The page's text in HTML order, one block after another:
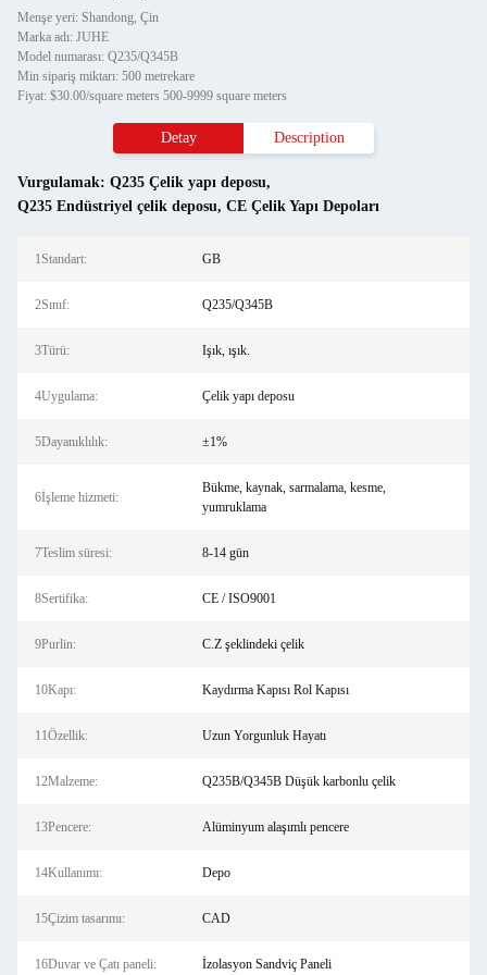
Menşe yeri: Shandong, Çin
Marka adı: JUHE
Model numarası: Q235/Q345B
Min sipariş miktarı: 500 metrekare
Fiyat: $30.00/square meters 500-9999 square meters
Detay Description
Vurgulamak: Q235 Çelik yapı deposu,
Q235 Endüstriyel çelik deposu, CE Çelik Yapı Depoları
1Standart: GB
2Sınıf: Q235/Q345B
3Türü: Işık, ışık.
4Uygulama: Çelik yapı deposu
5Dayanıklılık: ±1%
6İşleme hizmeti:
Bükme, kaynak, sarmalama, kesme,
yumruklama
7Teslim süresi: 8-14 gün
8Sertifika: CE / ISO9001
9Purlin: C.Z şeklindeki çelik
10Kapı: Kaydırma Kapısı Rol Kapısı
11Özellik: Uzun Yorgunluk Hayatı
12Malzeme: Q235B/Q345B Düşük karbonlu çelik
13Pencere: Alüminyum alaşımlı pencere
14Kullanımı: Depo
15Çizim tasarımı: CAD
16Duvar ve Çatı paneli: İzolasyon Sandviç Paneli